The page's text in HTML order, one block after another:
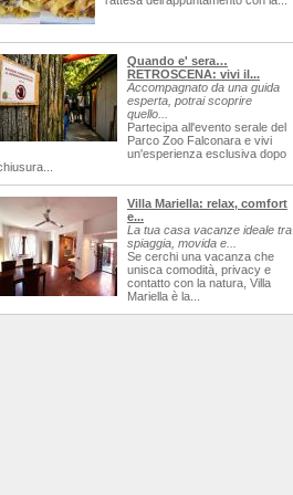
Quando e' sera…
RETROSCENA: vivi il...
Accompagnato da una guida
esperta, potrai scoprire
quello...
Partecipa all'evento serale del
Parco Zoo Falconara e vivi
un'esperienza esclusiva dopo
Villa Mariella: relax, comfort
e...
La tua casa vacanze ideale tra
spiaggia, movida e...
Se cerchi una vacanza che
unisca comodità, privacy e
contatto con la natura, Villa
Mariella è la...